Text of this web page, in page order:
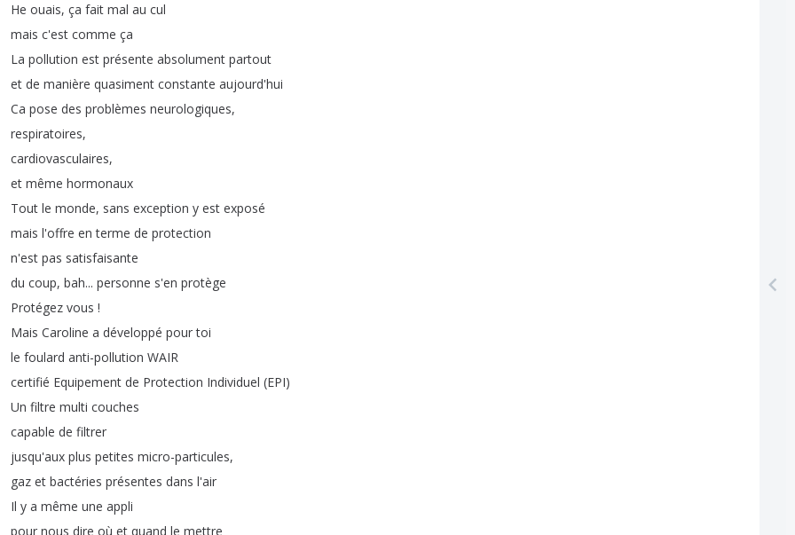
He ouais, ça fait mal au cul
mais c'est comme ça
La pollution est présente absolument partout
et de manière quasiment constante aujourd'hui
Ca pose des problèmes neurologiques,
respiratoires,
cardiovasculaires,
et même hormonaux
Tout le monde, sans exception y est exposé
mais l'offre en terme de protection
n'est pas satisfaisante
du coup, bah... personne s'en protège
Protégez vous !
Mais Caroline a développé pour toi
le foulard anti-pollution WAIR
certifié Equipement de Protection Individuel (EPI)
Un filtre multi couches
capable de filtrer
jusqu'aux plus petites micro-particules,
gaz et bactéries présentes dans l'air
Il y a même une appli
pour nous dire où et quand le mettre